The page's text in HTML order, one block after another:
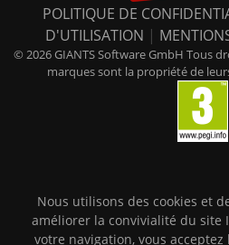
POLITIQUE DE
D'UTILISATION |
© 2026 GIANTS Software GmbH Tous
marques sont la propriété de
Nous utilisons des cookies et
améliorer la convivialité du site
votre navigation, vous